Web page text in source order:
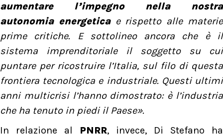
aumentare l’impegno nella nostra
autonomia energetica e rispetto alle materie
prime critiche. E sottolineo ancora che è il
sistema imprenditoriale il soggetto su cui
puntare per ricostruire l’Italia, sul filo di questa
frontiera tecnologica e industriale. Questi ultimi
anni multicrisi l’hanno dimostrato: è l’industria
che ha tenuto in piedi il Paese».
In relazione al PNRR, invece, Di Stefano ha